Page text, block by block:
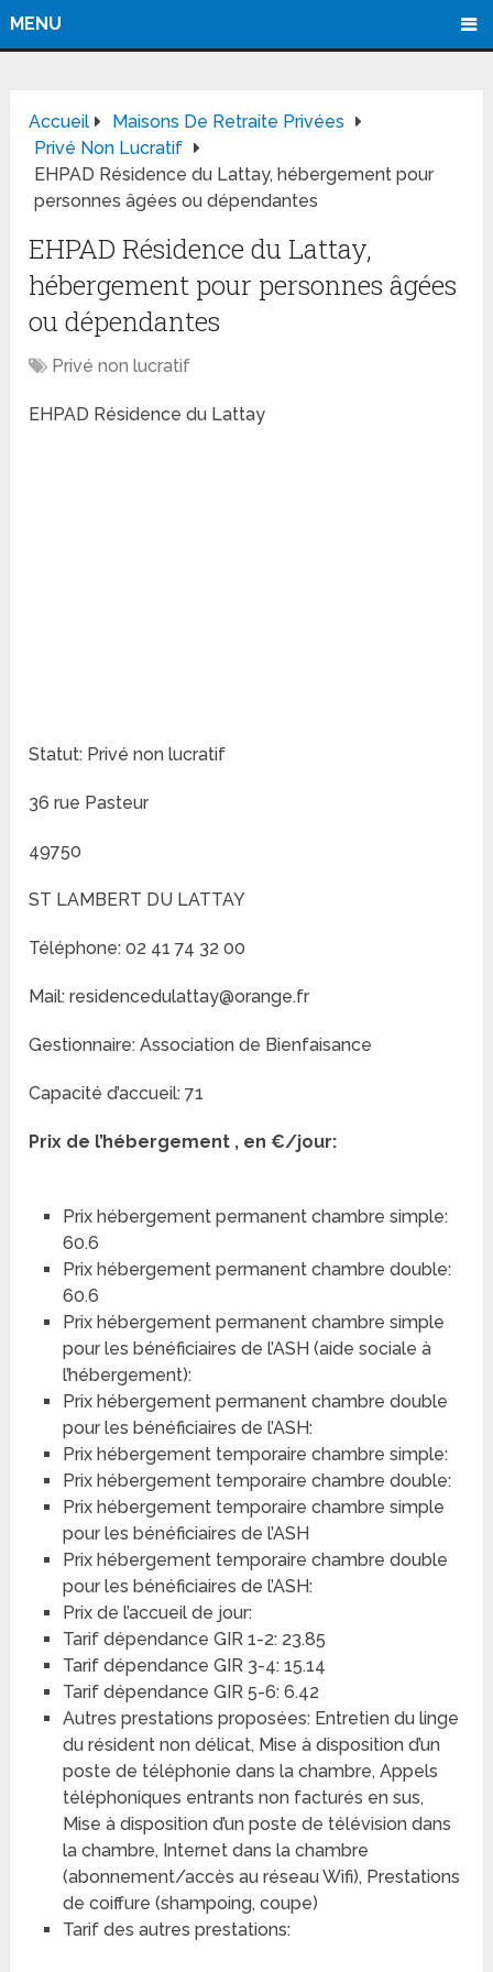
MENU
Accueil
Maisons De Retraite Privées
Privé Non Lucratif
EHPAD Résidence du Lattay, hébergement pour
personnes âgées ou dépendantes
EHPAD Résidence du Lattay,
hébergement pour personnes âgées
ou dépendantes
Privé non lucratif
EHPAD Résidence du Lattay
Statut: Privé non lucratif
36 rue Pasteur
49750
ST LAMBERT DU LATTAY
Téléphone: 02 41 74 32 00
Mail: residencedulattay@orange.fr
Gestionnaire: Association de Bienfaisance
Capacité d’accueil: 71
Prix de l’hébergement , en €/jour:
Prix hébergement permanent chambre simple:
60.6
Prix hébergement permanent chambre double:
60.6
Prix hébergement permanent chambre simple
pour les bénéficiaires de l’ASH (aide sociale à
l’hébergement):
Prix hébergement permanent chambre double
pour les bénéficiaires de l’ASH:
Prix hébergement temporaire chambre simple:
Prix hébergement temporaire chambre double:
Prix hébergement temporaire chambre simple
pour les bénéficiaires de l’ASH
Prix hébergement temporaire chambre double
pour les bénéficiaires de l’ASH:
Prix de l’accueil de jour:
Tarif dépendance GIR 1-2: 23.85
Tarif dépendance GIR 3-4: 15.14
Tarif dépendance GIR 5-6: 6.42
Autres prestations proposées: Entretien du linge
du résident non délicat, Mise à disposition d’un
poste de téléphonie dans la chambre, Appels
téléphoniques entrants non facturés en sus,
Mise à disposition d’un poste de télévision dans
la chambre, Internet dans la chambre
(abonnement/accès au réseau Wifi), Prestations
de coiffure (shampoing, coupe)
Tarif des autres prestations: